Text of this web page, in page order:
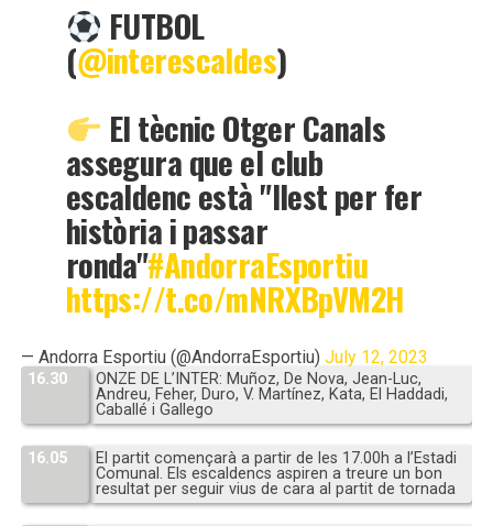
FUTBOL
(@interescaldes)
El tècnic Otger Canals
assegura que el club
escaldenc està "llest per fer
història i passar
ronda"#AndorraEsportiu
https://t.co/mNRXBpVM2H
— Andorra Esportiu (@AndorraEsportiu) July 12, 2023
16.30
ONZE DE L’INTER: Muñoz, De Nova, Jean-Luc,
Andreu, Feher, Duro, V. Martínez, Kata, El Haddadi,
Caballé i Gallego
16.05
El partit començarà a partir de les 17.00h a l’Estadi
Comunal. Els escaldencs aspiren a treure un bon
resultat per seguir vius de cara al partit de tornada